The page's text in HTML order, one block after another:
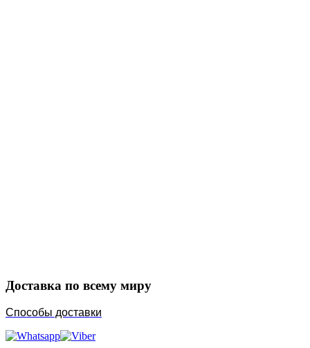
Доставка по всему миру
Способы доставки